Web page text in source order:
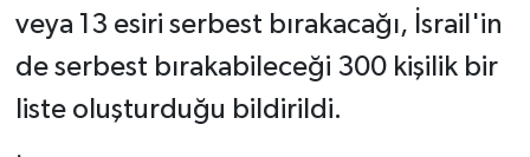
veya 13 esiri serbest bırakacağı, İsrail'in
de serbest bırakabileceği 300 kişilik bir
liste oluşturduğu bildirildi.